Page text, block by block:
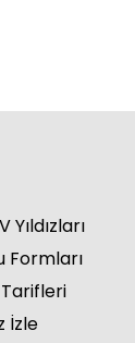
Yıldızları
Formları
İzle